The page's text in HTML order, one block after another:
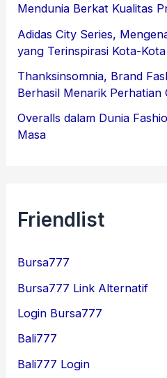
Mendunia Berkat Kualitas
Adidas City Series,
yang Terinspirasi Kota-
Thanksinsomnia, Brand
Berhasil Menarik Perhatian
Overalls dalam Dunia
Masa
Friendlist
Bursa777
Bursa777 Link Alternatif
Login Bursa777
Bali777
Bali777 Login